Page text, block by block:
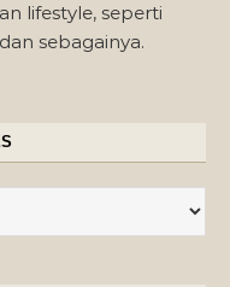
lifestyle, seperti
sebagainya.